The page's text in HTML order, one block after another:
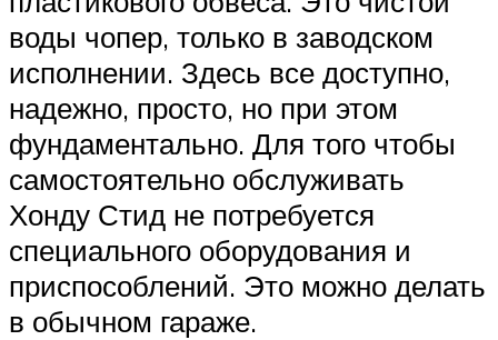
воды чопер, только в заводском
исполнении. Здесь все доступно,
надежно, просто, но при этом
фундаментально. Для того чтобы
самостоятельно обслуживать
Хонду Стид не потребуется
специального оборудования и
приспособлений. Это можно делать
в обычном гараже.